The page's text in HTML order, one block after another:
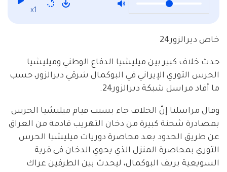
x1
خاص ديرالزور24
حدث خلاف كبير بين ميليشيا الدفاع الوطني وميليشيا
الحرس الثوري الإيراني في البوكمال شرقي ديرالزور، حسب
ما أفاد مراسل شبكة ديرالزور24.
وقال مراسلنا إنّ الخلاف جاء بسبب قيام ميليشيا الحرس
بمصادرة شحنة كبيرة من دخان التهريب قادمة من العراق
عن طريق الحدود بعد محاصرة دوريات ميليشيا الحرس
الثوري بمحاصرة المنزل الذي يحوي الدخان في قرية
السويعية بريف البوكمال، ليحدث بين الطرفين عراك